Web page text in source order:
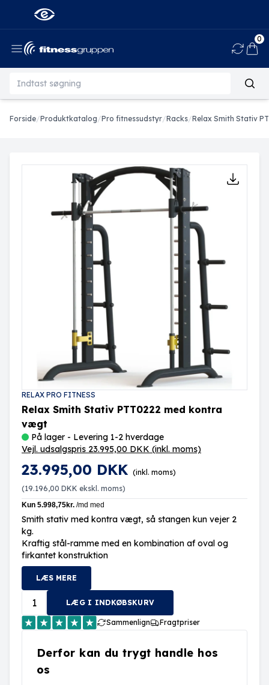
0
Forside/Produktkatalog/Pro fitnessudstyr/Racks/Relax Smith Stativ
RELAX PRO FITNESS
Relax Smith Stativ PTT0222 med kontra
vægt
På lager - Levering 1-2 hverdage
Vejl. udsalgspris 23.995,00 DKK (inkl. moms)
23.995,00 DKK (inkl. moms)
(19.196,00 DKK ekskl. moms)
Smith stativ med kontra vægt, så stangen kun vejer 2
kg.
Kraftig stål-ramme med en kombination af oval og
firkantet konstruktion
LÆS MERE
LÆG I INDKØBSKURV
Sammenlign Fragtpriser
Derfor kan du trygt handle hos
os